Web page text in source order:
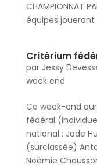
CHAMPIONNAT
équipes joueront
Critérium
par Jessy
week end
Ce week-end
fédéral
national : Jade
(surclassée)
Noémie